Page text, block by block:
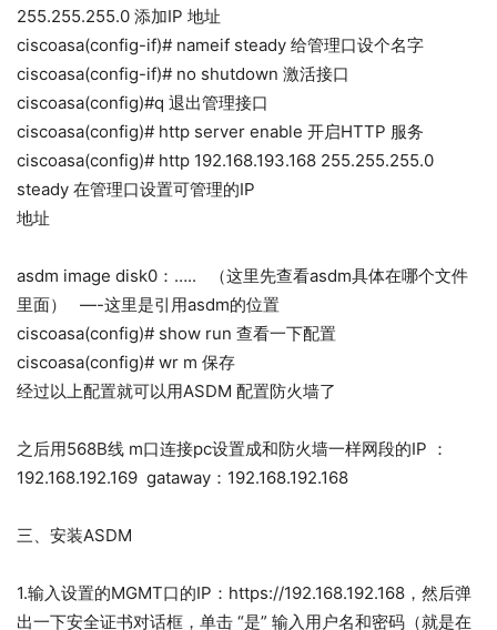
255.255.255.0 添加IP 地址
ciscoasa(config-if)# nameif steady 给管理口设个名字
ciscoasa(config-if)# no shutdown 激活接口
ciscoasa(config)#q 退出管理接口
ciscoasa(config)# http server enable 开启HTTP 服务
ciscoasa(config)# http 192.168.193.168 255.255.255.0
steady 在管理口设置可管理的IP
地址
asdm image disk0：….. （这里先查看asdm具体在哪个文件
里面） —-这里是引用asdm的位置
ciscoasa(config)# show run 查看一下配置
ciscoasa(config)# wr m 保存
经过以上配置就可以用ASDM 配置防火墙了
之后用568B线 m口连接pc设置成和防火墙一样网段的IP ：
192.168.192.169 gataway：192.168.192.168
三、安装ASDM
1.输入设置的MGMT口的IP：https://192.168.192.168，然后弹
出一下安全证书对话框，单击 “是” 输入用户名和密码（就是在